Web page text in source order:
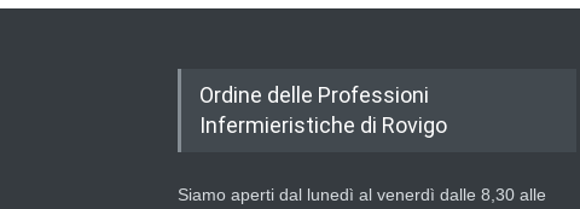
Ordine delle Professioni
Infermieristiche di Rovigo
Siamo aperti dal lunedì al venerdì dalle 8,30 alle